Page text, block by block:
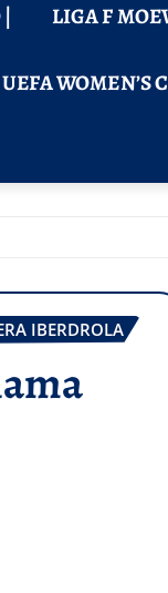
| LIGA F
UEFA WOMEN’S
IBERDROLA